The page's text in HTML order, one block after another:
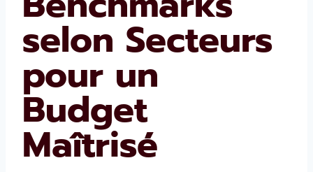
selon Secteurs
pour un
Budget
Maîtrisé